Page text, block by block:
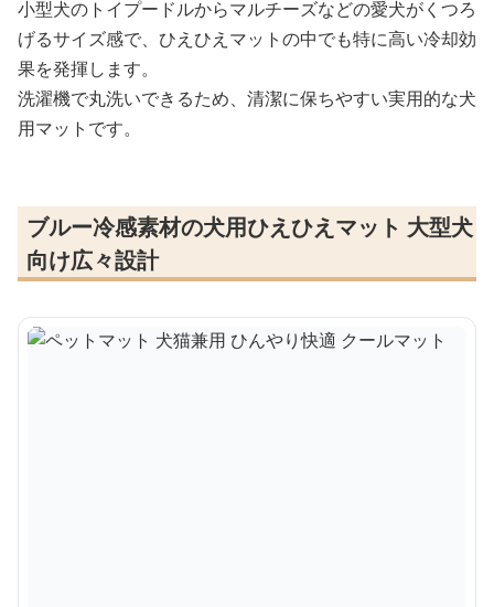
小型犬のトイプードルからマルチーズなどの愛犬がくつろ
げるサイズ感で、ひえひえマットの中でも特に高い冷却効
果を発揮します。
洗濯機で丸洗いできるため、清潔に保ちやすい実用的な犬
用マットです。
ブルー冷感素材の犬用ひえひえマット 大型犬
向け広々設計